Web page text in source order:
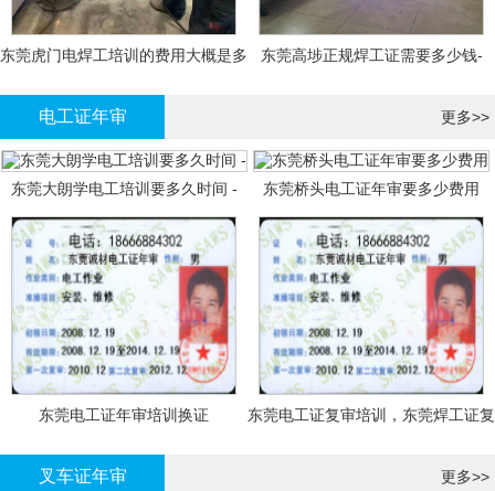
东莞虎门电焊工培训的费用大概是多
东莞高埗正规焊工证需要多少钱-
电工证年审 更多>>
东莞大朗学电工培训要多久时间 - 东莞桥头电工证年审要多少费用
东莞电工证年审培训换证
东莞电工证复审培训，东莞焊工证复
叉车证年审 更多>>